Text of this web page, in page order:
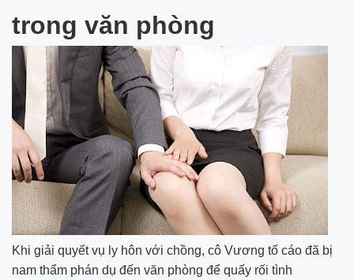
trong văn phòng
Khi giải quyết vụ ly hôn với chồng, cô Vương tố cáo đã bị
nam thẩm phán dụ đến văn phòng để quấy rối tình